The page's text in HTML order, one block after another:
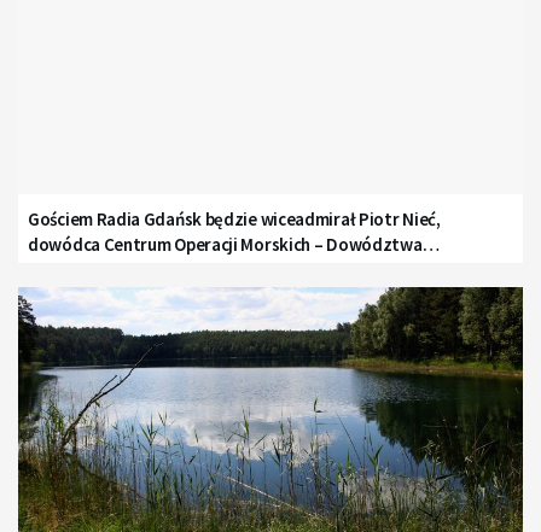
Gościem Radia Gdańsk będzie wiceadmirał Piotr Nieć,
dowódca Centrum Operacji Morskich – Dowództwa